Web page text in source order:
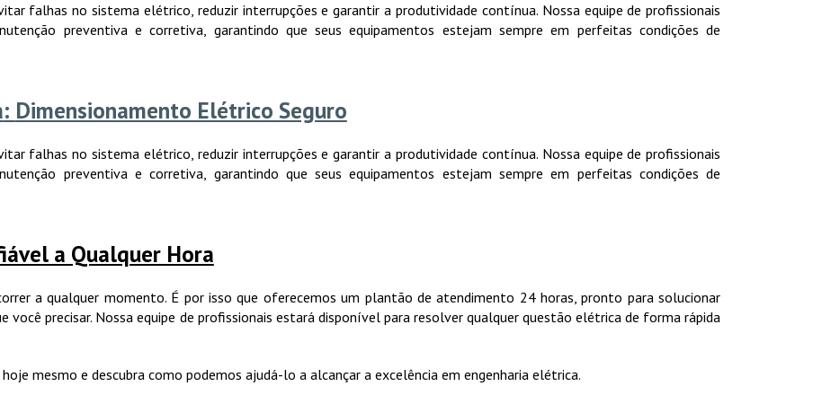
falhas no sistema elétrico, reduzir interrupções e garantir a produtividade contínua. Nossa equipe de profissionais
preventiva e corretiva, garantindo que seus equipamentos estejam sempre em perfeitas condições de
: Dimensionamento Elétrico Seguro
falhas no sistema elétrico, reduzir interrupções e garantir a produtividade contínua. Nossa equipe de profissionais
preventiva e corretiva, garantindo que seus equipamentos estejam sempre em perfeitas condições de
a Qualquer Hora
a qualquer momento. É por isso que oferecemos um plantão de atendimento 24 horas, pronto para solucionar
precisar. Nossa equipe de profissionais estará disponível para resolver qualquer questão elétrica de forma rápida
mesmo e descubra como podemos ajudá-lo a alcançar a excelência em engenharia elétrica.